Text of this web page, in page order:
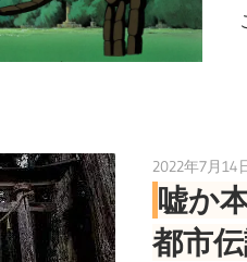
2022年7月14
嘘か
都市